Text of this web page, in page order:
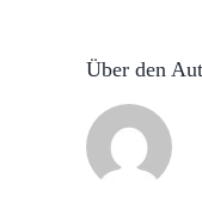
Über den